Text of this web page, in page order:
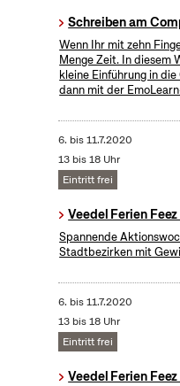
Schreiben am
Wenn Ihr mit zehn
Menge Zeit. In diesem
kleine Einführung in
dann mit der
6. bis11.7.2020
13 bis 18 Uhr
Eintritt frei
Veedel Ferien
Spannende
Stadtbezirken mit
6. bis11.7.2020
13 bis 18 Uhr
Eintritt frei
Veedel Ferien